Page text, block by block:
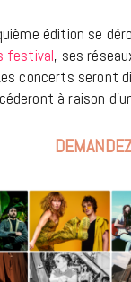
édition se
festival, ses
concerts seront
à raison